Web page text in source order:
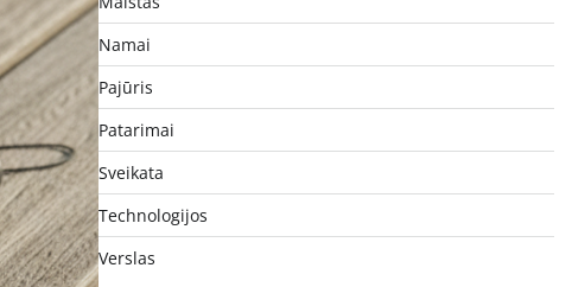
Namai
Pajūris
Patarimai
Sveikata
Technologijos
Verslas